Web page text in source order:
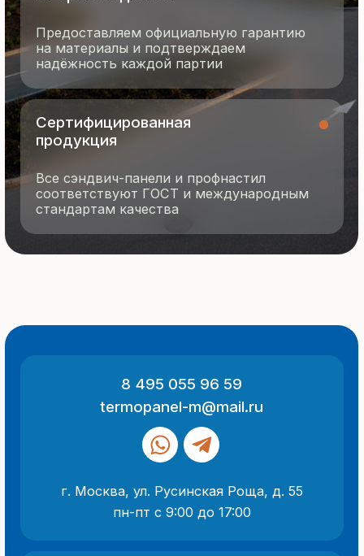
Документация
Технология производства
Отзывы
О компании
Портфолио
Продукция
пн-пт с 9:00 до 17:00
и информация носят информационный
офертой (ст. 437 ГК РФ).